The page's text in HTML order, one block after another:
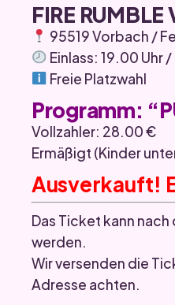
FIRE RUMBLE
95519 Vorbach /
Einlass: 19.00 Uhr
Freie Platzwahl
Programm:
Vollzahler: 28.00 €
Ermäßigt (Kinder
Ausverkauft!
Das Ticket kann
werden.
Wir versenden die
Adresse achten.